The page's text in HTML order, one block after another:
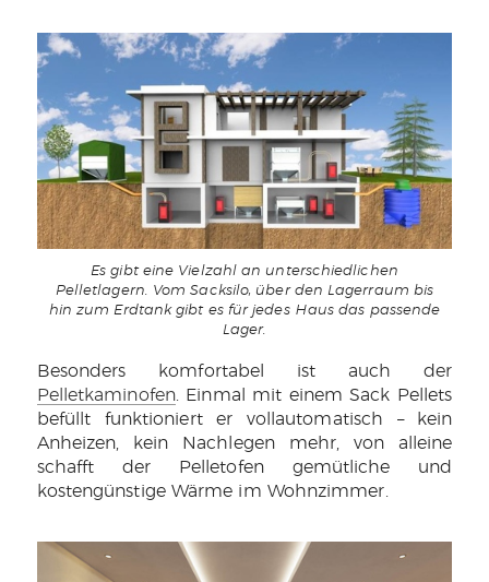
Es gibt eine Vielzahl an unterschiedlichen
Pelletlagern. Vom Sacksilo, über den Lagerraum bis
hin zum Erdtank gibt es für jedes Haus das passende
Lager.
Besonders komfortabel ist auch der
Pelletkaminofen. Einmal mit einem Sack Pellets
befüllt funktioniert er vollautomatisch – kein
Anheizen, kein Nachlegen mehr, von alleine
schafft der Pelletofen gemütliche und
kostengünstige Wärme im Wohnzimmer.